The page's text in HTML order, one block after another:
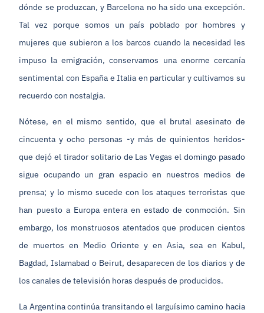
dónde se produzcan, y Barcelona no ha sido una excepción.
Tal vez porque somos un país poblado por hombres y
mujeres que subieron a los barcos cuando la necesidad les
impuso la emigración, conservamos una enorme cercanía
sentimental con España e Italia en particular y cultivamos su
recuerdo con nostalgia.
Nótese, en el mismo sentido, que el brutal asesinato de
cincuenta y ocho personas -y más de quinientos heridos-
que dejó el tirador solitario de Las Vegas el domingo pasado
sigue ocupando un gran espacio en nuestros medios de
prensa; y lo mismo sucede con los ataques terroristas que
han puesto a Europa entera en estado de conmoción. Sin
embargo, los monstruosos atentados que producen cientos
de muertos en Medio Oriente y en Asia, sea en Kabul,
Bagdad, Islamabad o Beirut, desaparecen de los diarios y de
los canales de televisión horas después de producidos.
La Argentina continúa transitando el larguísimo camino hacia